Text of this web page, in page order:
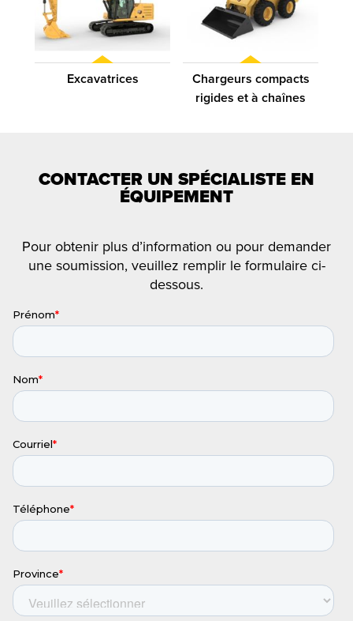
Excavatrices
Chargeurs compacts
rigides et à chaînes
CONTACTER UN SPÉCIALISTE EN
ÉQUIPEMENT
Pour obtenir plus d’information ou pour demander
une soumission, veuillez remplir le formulaire ci-
dessous.